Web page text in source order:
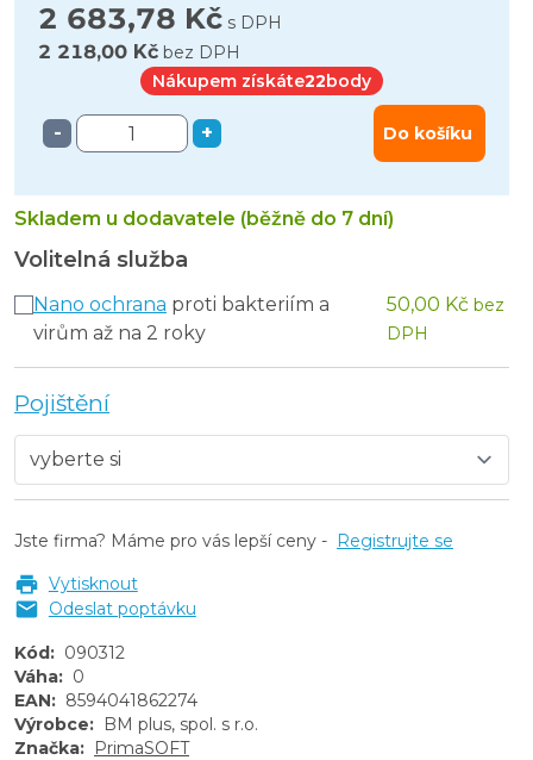
2 683,78 Kč s DPH
2 218,00 Kč bez DPH
Nákupem získáte22body
- + Do košíku
Skladem u dodavatele (běžně do 7 dní)
Volitelná služba
Nano ochrana proti bakteriím a
virům až na 2 roky
50,00 Kč bez
DPH
Pojištění
Jste firma? Máme pro vás lepší ceny - Registrujte se
Vytisknout
Odeslat poptávku
Kód: 090312
Váha: 0
EAN: 8594041862274
Výrobce: BM plus, spol. s r.o.
Značka: PrimaSOFT